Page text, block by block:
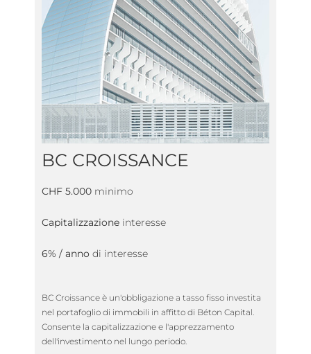
BC CROISSANCE
CHF 5.000 minimo
Capitalizzazione interesse
6% / anno di interesse
BC Croissance è un'obbligazione a tasso fisso investita
nel portafoglio di immobili in affitto di Béton Capital.
Consente la capitalizzazione e l'apprezzamento
dell'investimento nel lungo periodo.